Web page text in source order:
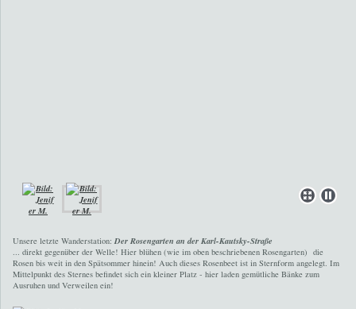
Unsere letzte Wanderstation: Der Rosengarten an der Karl-Kautsky-Straße
... direkt gegenüber der Welle! Hier blühen (wie im oben beschriebenen Rosengarten) die
Rosen bis weit in den Spätsommer hinein! Auch dieses Rosenbeet ist in Sternform angelegt. Im
Mittelpunkt des Sternes befindet sich ein kleiner Platz - hier laden gemütliche Bänke zum
Ausruhen und Verweilen ein!